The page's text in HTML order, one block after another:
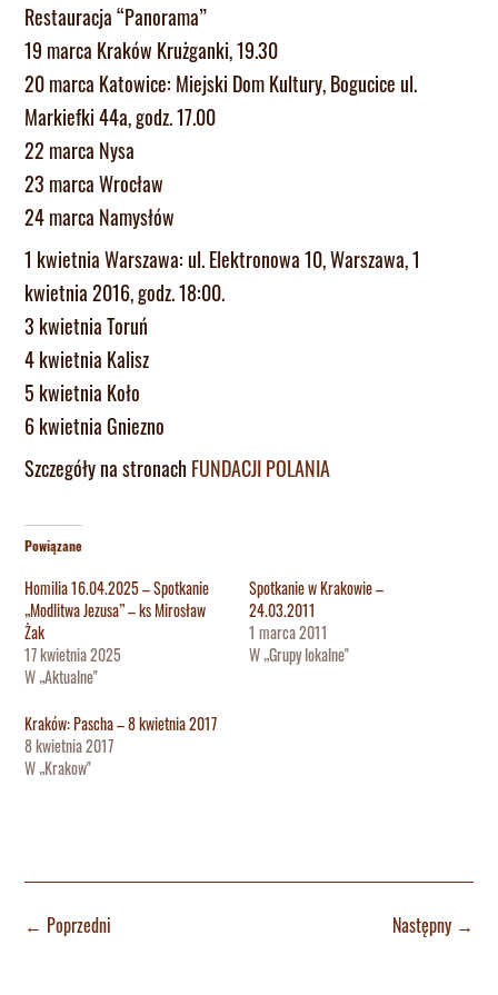
Restauracja “Panorama”
19 marca Kraków Krużganki, 19.30
20 marca Katowice: Miejski Dom Kultury, Bogucice ul.
Markiefki 44a, godz. 17.00
22 marca Nysa
23 marca Wrocław
24 marca Namysłów
1 kwietnia Warszawa: ul. Elektronowa 10, Warszawa, 1
kwietnia 2016, godz. 18:00.
3 kwietnia Toruń
4 kwietnia Kalisz
5 kwietnia Koło
6 kwietnia Gniezno
Szczegóły na stronachFUNDACJI POLANIA
Powiązane
Homilia 16.04.2025 – Spotkanie
„Modlitwa Jezusa” – ks Mirosław
Żak
17 kwietnia 2025
W „Aktualne"
Spotkanie w Krakowie –
24.03.2011
1 marca 2011
W „Grupy lokalne"
Kraków: Pascha – 8 kwietnia 2017
8 kwietnia 2017
W „Krakow"
← Poprzedni Następny→